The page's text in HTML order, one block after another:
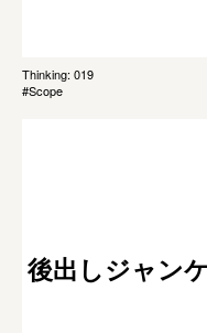
Thinking: 019
#Scope
後出しジャン